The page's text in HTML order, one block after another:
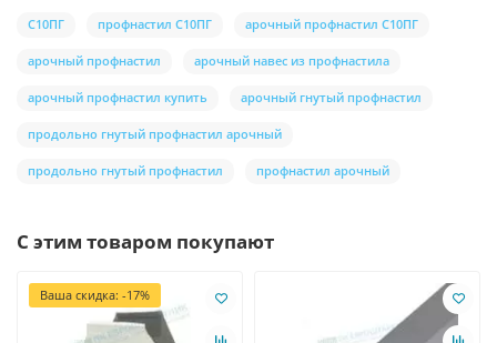
С10ПГ профнастил С10ПГ арочный профнастил С10ПГ
арочный профнастил арочный навес из профнастила
арочный профнастил купить арочный гнутый профнастил
продольно гнутый профнастил арочный
продольно гнутый профнастил профнастил арочный
С этим товаром покупают
Ваша скидка: -17%